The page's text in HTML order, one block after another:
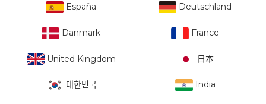
España Deutschland
Danmark France
United Kingdom 日本
대한민국 India